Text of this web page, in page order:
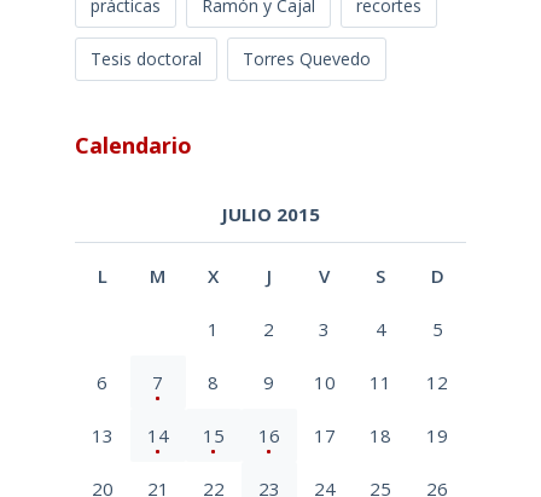
prácticas Ramón y Cajal recortes
Tesis doctoral Torres Quevedo
Calendario
JULIO 2015
L M X J V S D
1 2 3 4 5
6 7 8 9 10 11 12
13 14 15 16 17 18 19
20 21 22 23 24 25 26